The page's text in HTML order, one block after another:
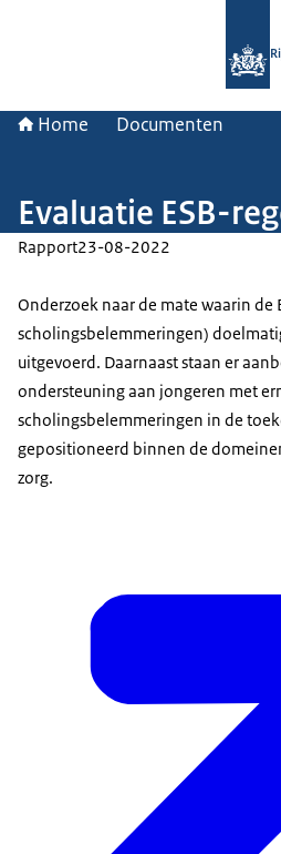
Home Documenten
Evaluatie ESB-
Rapport23-08-2022
Onderzoek naar de mate waarin de
scholingsbelemmeringen)
uitgevoerd. Daarnaast staan er
ondersteuning aan jongeren met
scholingsbelemmeringen in de
gepositioneerd binnen de
zorg.